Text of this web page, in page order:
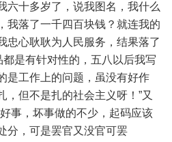
六十多岁了，说我图名，我什么
我落了一千四百块钱？就连我的
忠心耿耿为人民服务，结果落了
都是有针对性的，五八以后我写
是工作上的问题，虽没有好作
，但不是扎的社会主义呀！”又
事，坏事做的不少，起码应该
分，可是罢官又没官可罢